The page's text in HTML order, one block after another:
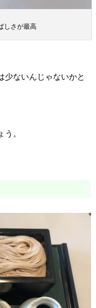
しさが最高
少ないんじゃないかと
。